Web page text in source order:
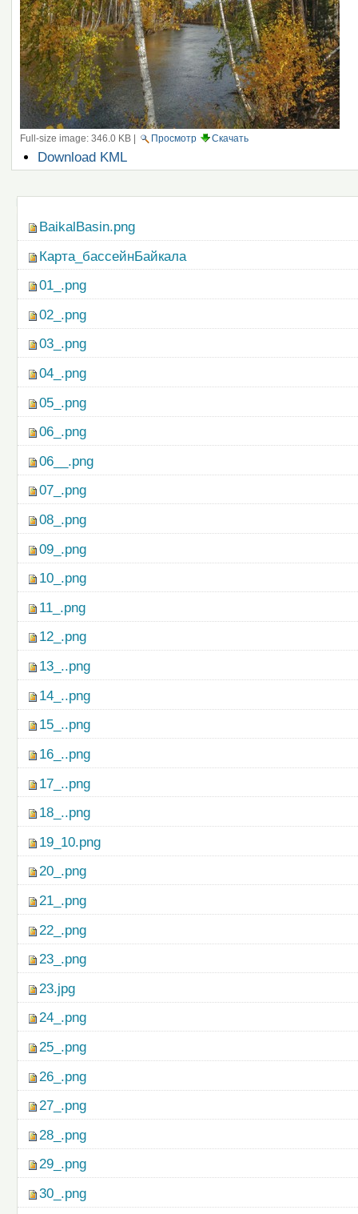
Full-size image: 346.0 KB| Просмотр Скачать
Операции
с
Download KML
BaikalBasin.png
Карта_бассейнБайкала
01_.png
02_.png
03_.png
04_.png
05_.png
06_.png
06__.png
07_.png
08_.png
09_.png
10_.png
11_.png
12_.png
13_..png
14_..png
15_..png
16_..png
17_..png
18_..png
19_10.png
20_.png
21_.png
22_.png
23_.png
23.jpg
24_.png
25_.png
26_.png
27_.png
28_.png
29_.png
30_.png